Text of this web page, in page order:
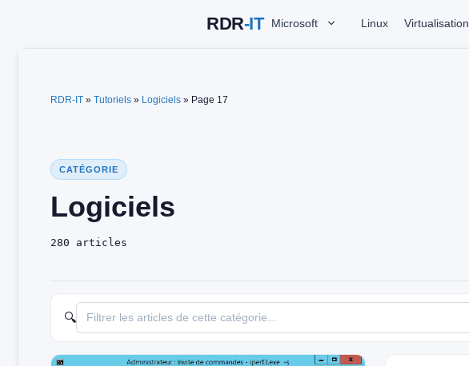
Microsoft Linux Virtualisation
RDR-IT » Tutoriels » Logiciels » Page 17
CATÉGORIE
Logiciels
280 articles
🔍